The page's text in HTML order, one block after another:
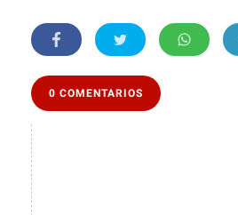
0 COMENTARIOS